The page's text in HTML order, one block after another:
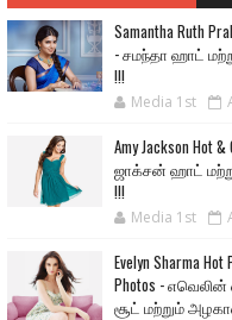
Samantha Ruth
- சமந்தா ஹாட்
!!!
Media 1st
Amy Jackson Hot
ஜாக்சன் ஹாட்
!!!
Media 1st
Evelyn Sharma Hot
Photos -
சூட் மற்றும்